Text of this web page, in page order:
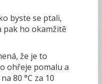
byste se ptali,
pak ho okamžitě
že je to
ohřeje pomalu a
80 °C za 10